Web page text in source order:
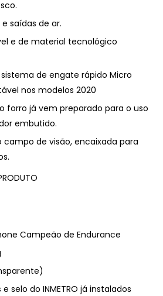
saídas de ar.
e de material tecnológico
de engate rápido Micro
nos modelos 2020
forro já vem preparado para o uso
embutido.
campo de visão, encaixada para
Campeão de Endurance
selo do INMETRO já instalados